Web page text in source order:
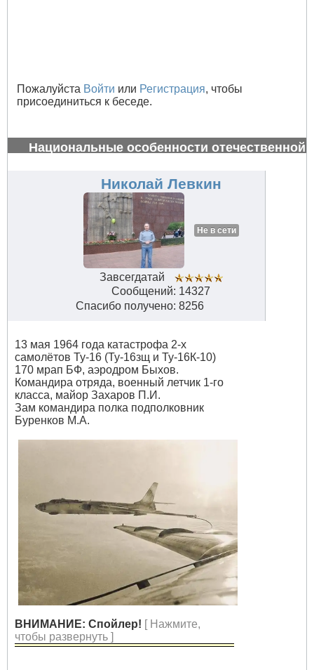
Пожалуйста Войти или Регистрация, чтобы
присоединиться к беседе.
Национальные особенности отечественной
Николай Левкин
Не в сети
Завсегдатай
Сообщений: 14327
Спасибо получено: 8256
13 мая 1964 года катастрофа 2-х
самолётов Ту-16 (Ту-16зщ и Ту-16К-10)
170 мрап БФ, аэродром Быхов.
Командира отряда, военный летчик 1-го
класса, майор Захаров П.И.
Зам командира полка подполковник
Буренков М.А.
ВНИМАНИЕ: Спойлер! [ Нажмите,
чтобы развернуть ]